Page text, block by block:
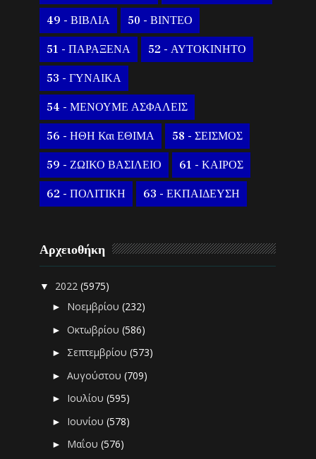
49 - ΒΙΒΛΙΑ 50 - ΒΙΝΤΕΟ
51 - ΠΑΡΑΞΕΝΑ 52 - ΑΥΤΟΚΙΝΗΤΟ
53 - ΓΥΝΑΙΚΑ
54 - ΜΕΝΟΥΜΕ ΑΣΦΑΛΕΙΣ
56 - ΗΘΗ Και ΕΘΙΜΑ 58 - ΣΕΙΣΜΟΣ
59 - ΖΩΙΚΟ ΒΑΣΙΛΕΙΟ 61 - ΚΑΙΡΟΣ
62 - ΠΟΛΙΤΙΚΗ 63 - ΕΚΠΑΙΔΕΥΣΗ
Αρχειοθήκη
▼ 2022(5975)
► Νοεμβρίου(232)
►Οκτωβρίου(586)
► Σεπτεμβρίου(573)
►Αυγούστου(709)
► Ιουλίου(595)
► Ιουνίου(578)
► Μαΐου(576)